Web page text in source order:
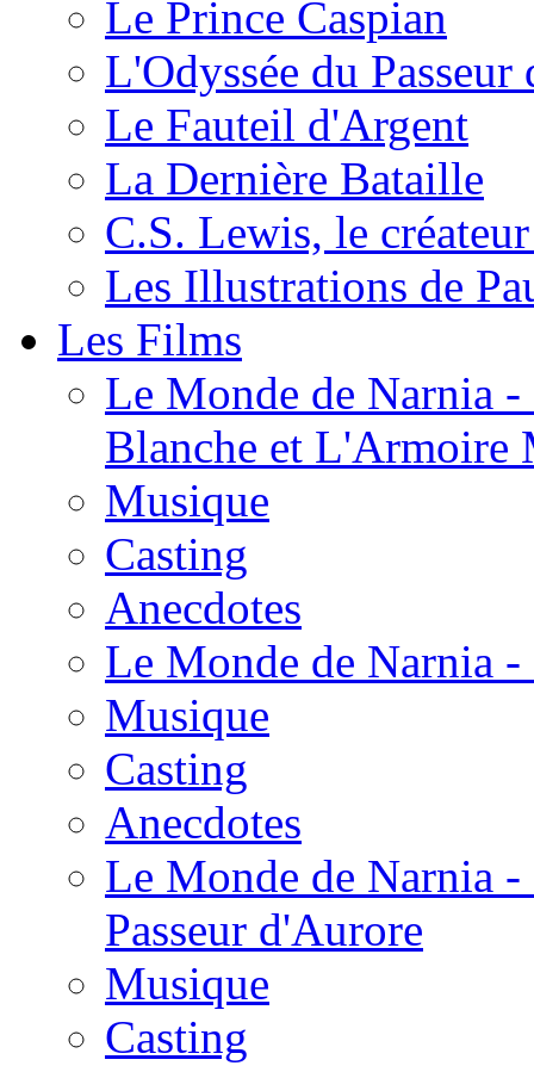
Le Prince Caspian
L'Odyssée du
Le Fauteil d'Argent
La Dernière Bataille
C.S. Lewis, le
Les Illustrations de
Les Films
Le Monde de Narnia
Blanche et L'Armoire
Musique
Casting
Anecdotes
Le Monde de Narnia
Musique
Casting
Anecdotes
Le Monde de Narnia
Passeur d'Aurore
Musique
Casting